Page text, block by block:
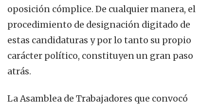
oposición cómplice. De cualquier manera, el
procedimiento de designación digitado de
estas candidaturas y por lo tanto su propio
carácter político, constituyen un gran paso
atrás.
La Asamblea de Trabajadores que convocó